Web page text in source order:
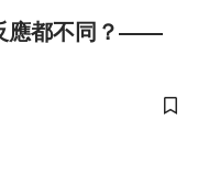
應都不同？——
儲